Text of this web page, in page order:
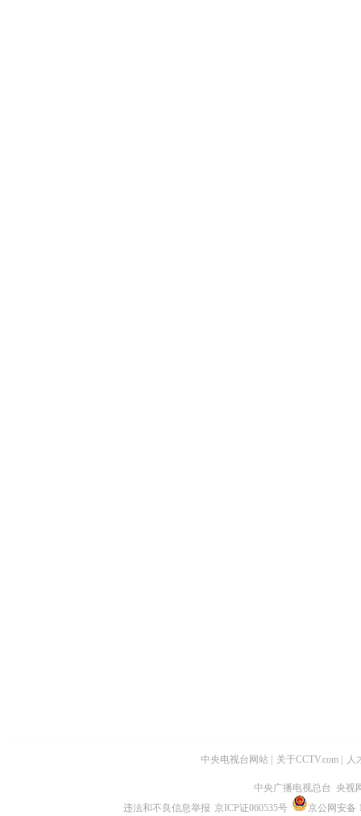
中央电视台网站 关于CCTV.com 人
中央广播电视总台 央视
违法和不良信息举报 京ICP证060535号
京公网安备